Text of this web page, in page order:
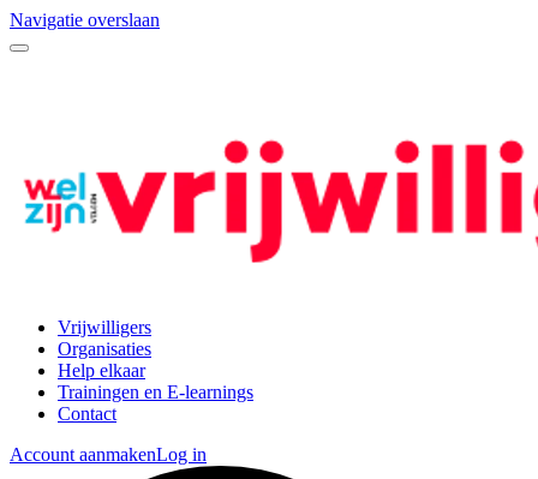
Navigatie overslaan
Vrijwilligers
Organisaties
Help elkaar
Trainingen en E-learnings
Contact
Account aanmakenLog in